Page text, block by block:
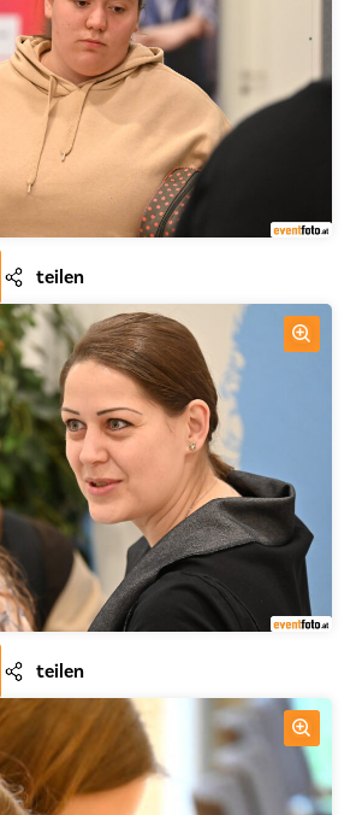
teilen
teilen